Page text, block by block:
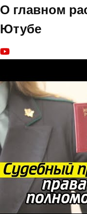
О главном
Ютубе